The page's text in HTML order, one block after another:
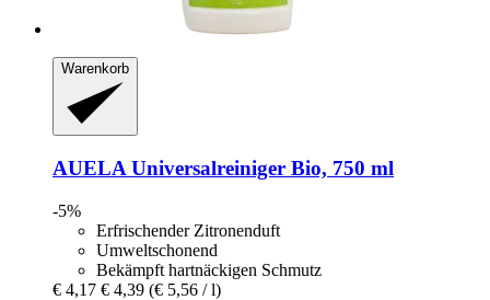
Warenkorb
AUELA Universalreiniger Bio, 750 ml
-5%
Erfrischender Zitronenduft
Umweltschonend
Bekämpft hartnäckigen Schmutz
€ 4,17 € 4,39 (€ 5,56 / l)